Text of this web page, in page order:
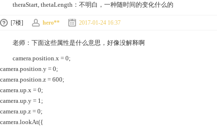
theraStart, thetaLength：不明白，一种随时间的变化什么的
[7楼] hero** 2017-01-24 16:37
老师：下面这些属性是什么意思，好像没解释啊
camera.position.x = 0;
camera.position.y = 0;
camera.position.z = 600;
camera.up.x = 0;
camera.up.y = 1;
camera.up.z = 0;
camera.lookAt({